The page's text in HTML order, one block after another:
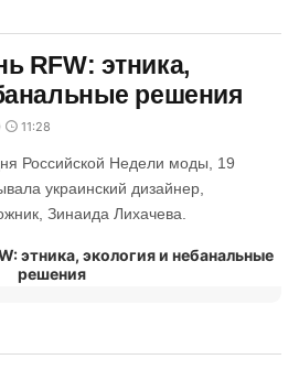
RFW: этника,
решения
11:28
Российской Недели моды, 19
украинский дизайнер,
Зинаида Лихачева.